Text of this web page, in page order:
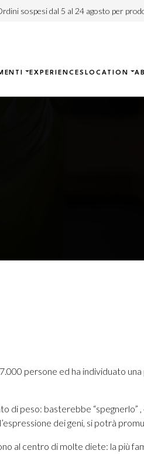
sospesi dal 5 al 24 agosto per
EXPERIENCES LOCATION
persone ed ha individuato
di peso: basterebbe
dei geni, si potrà
centro di molte diete: la più